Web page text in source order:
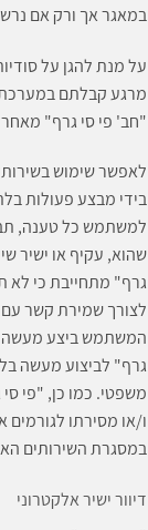
במאגר אך ורק אם
מרגע קבלתם
"חב' פי סי גרף" מאחר
לאפשר שימוש
בידי מבצע פעולות
למשתמש כל טענה,
שהוא, עקיף או ישיר
גרף" מתחייבת כי
לצורך שמירת קשר
המשתמש ביצע מעשה
גרף" לביצוע מעשה
משפטי. כמו כן, "פי
ו/או מסירתו
במסגרת השירותים
דיוור ישיר אלקטרוני